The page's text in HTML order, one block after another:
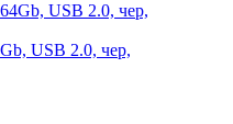
USB 2.0, чер,